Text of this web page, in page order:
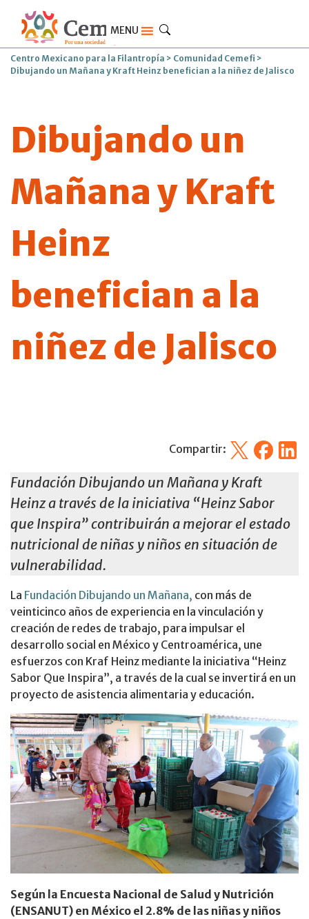
MENU
Centro Mexicano para la Filantropía > Comunidad Cemefi >
Dibujando un Mañana y Kraft Heinz benefician a la niñez de Jalisco
Dibujando un
Mañana y Kraft
Heinz
benefician a la
niñez de Jalisco
Compartir: X Facebook
Fundación Dibujando un Mañana y Kraft
Heinz a través de la iniciativa “Heinz Sabor
que Inspira” contribuirán a mejorar el estado
nutricional de niñas y niños en situación de
vulnerabilidad.
La Fundación Dibujando un Mañana, con más de
veinticinco años de experiencia en la vinculación y
creación de redes de trabajo, para impulsar el
desarrollo social en México y Centroamérica, une
esfuerzos con Kraf Heinz mediante la iniciativa “Heinz
Sabor Que Inspira”, a través de la cual se invertirá en un
proyecto de asistencia alimentaria y educación.
Según la Encuesta Nacional de Salud y Nutrición
(ENSANUT) en México el 2.8% de las niñas y niños